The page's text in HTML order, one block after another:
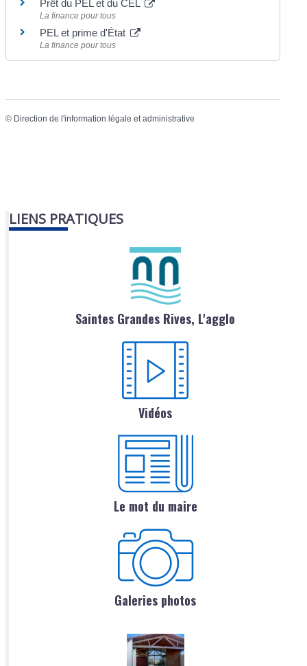
Prêt du PEL et du CEL
La finance pour tous
PEL et prime d'État
La finance pour tous
© Direction de l'information légale et administrative
LIENS PRATIQUES
Saintes Grandes Rives, L'agglo
Vidéos
Le mot du maire
Galeries photos